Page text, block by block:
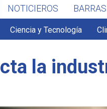
NOTICIEROS
Ciencia y Tecnología
la